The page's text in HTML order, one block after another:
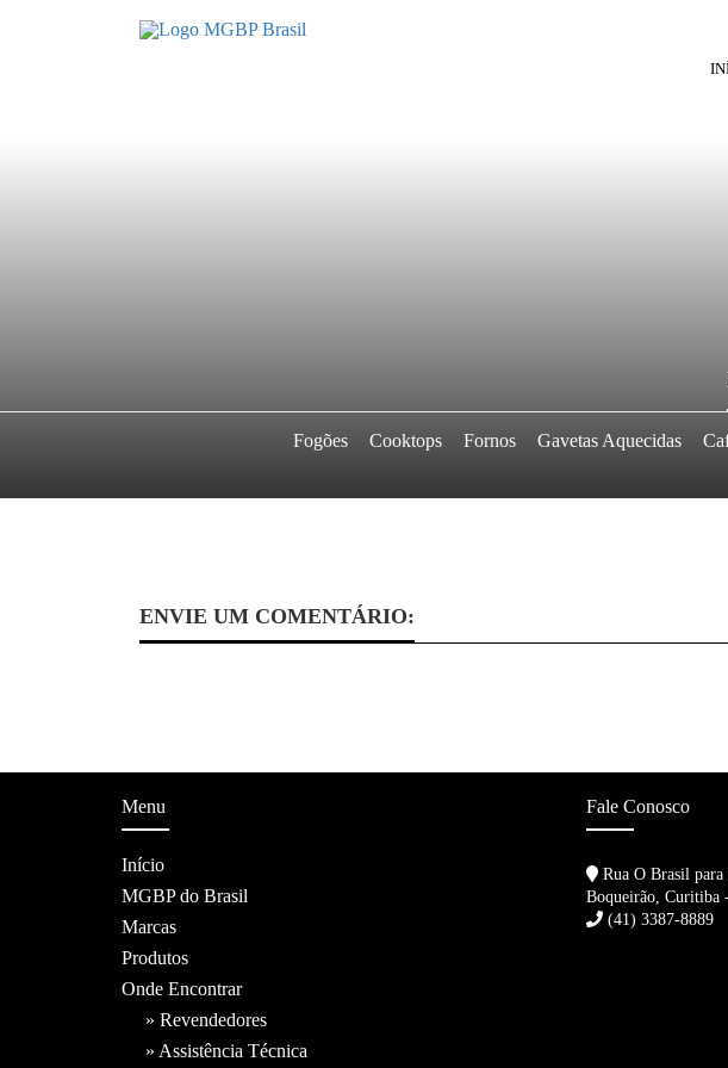
Fogões Cooktops Fornos Gavetas Aquecidas
ENVIE UM COMENTÁRIO:
Menu
Início
MGBP do Brasil
Marcas
Produtos
Onde Encontrar
» Revendedores
» Assistência Técnica
Fale Conosco
Rua O Brasil
Boqueirão, Curitiba
(41) 3387-8889